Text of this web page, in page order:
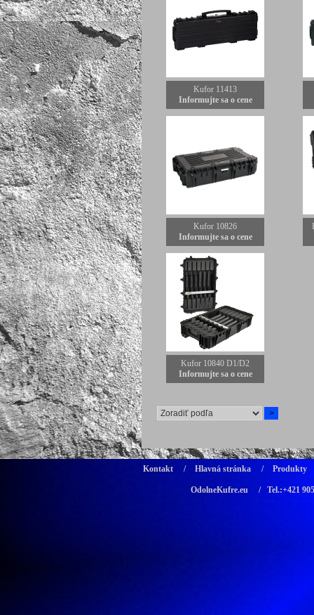
Kufor 11413
Informujte sa o cene
Kufor 10826
Informujte sa o cene
Kufor 10840 D1/D2
Informujte sa o cene
Kontakt / Hlavná stránka / Produkty
OdolneKufre.eu / Tel.:+421